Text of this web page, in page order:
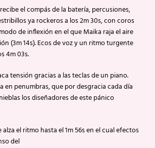
el compás de la batería, percusiones,
ya rockeros a los 2m 30s, con coros
de inflexión en el que Maika raja el aire
(3m 14s). Ecos de voz y un ritmo turgente
4m 03s.
tensión gracias a las teclas de un piano.
en penumbras, que por desgracia cada día
los diseñadores de este pánico
alza el ritmo hasta el 1m 56s en el cual efectos
del